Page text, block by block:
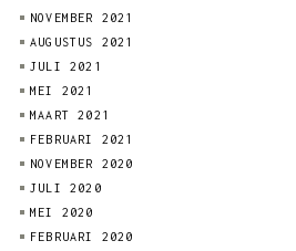
NOVEMBER 2021
AUGUSTUS 2021
JULI 2021
MEI 2021
MAART 2021
FEBRUARI 2021
NOVEMBER 2020
JULI 2020
MEI 2020
FEBRUARI 2020